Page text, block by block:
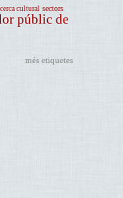
cultural sectors
públic de
més etiquetes